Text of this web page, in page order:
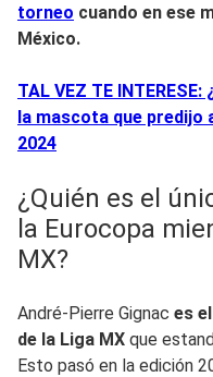
torneo cuando en ese
México.
TAL VEZ TE
la mascota que predijo
2024
¿Quién es el
la Eurocopa
MX?
André-Pierre Gignac es
de la Liga MX que
Esto pasó en la edición